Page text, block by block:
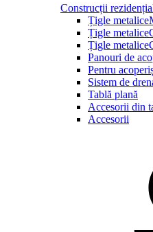
Construcții
Țigle metalice
Țigle metalice
Țigle metalice
Panouri de
Pentru
Sistem de
Tablă plană
Accesorii din
Accesorii